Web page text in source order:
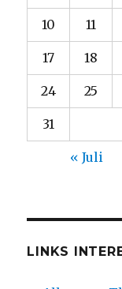
10 11
17 18
24 25
31
« Juli
LINKS